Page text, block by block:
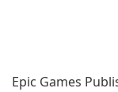
Epic Games